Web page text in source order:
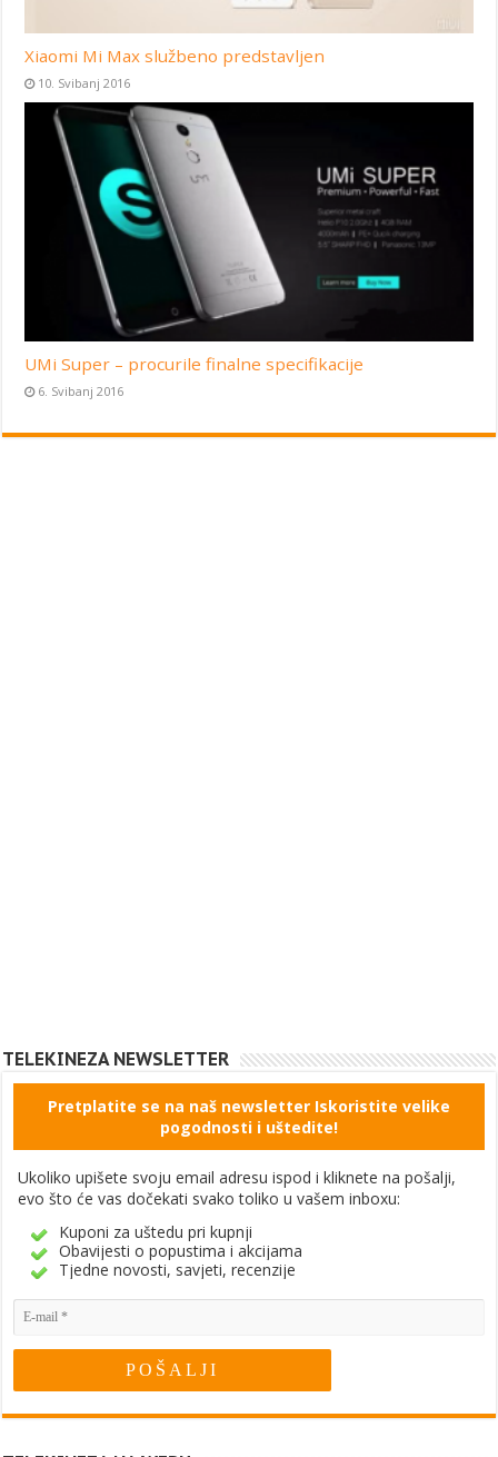
Xiaomi Mi Max službeno predstavljen
10. Svibanj 2016
UMi Super – procurile finalne specifikacije
6. Svibanj 2016
TELEKINEZA NEWSLETTER
Pretplatite se na naš newsletter Iskoristite velike
pogodnosti i uštedite!
Ukoliko upišete svoju email adresu ispod i kliknete na pošalji,
evo što će vas dočekati svako toliko u vašem inboxu:
Kuponi za uštedu pri kupnji
Obavijesti o popustima i akcijama
Tjedne novosti, savjeti, recenzije